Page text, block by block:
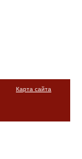
Карта сайта